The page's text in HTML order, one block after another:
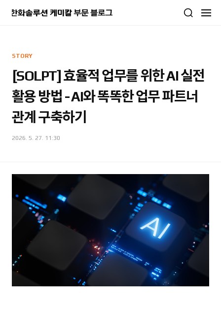
STORY
[SOLPT] 효율적 업무를 위한 AI 실전
활용 방법 - AI와 똑똑한 업무 파트너
관계 구축하기
2026. 5. 27. 11:30